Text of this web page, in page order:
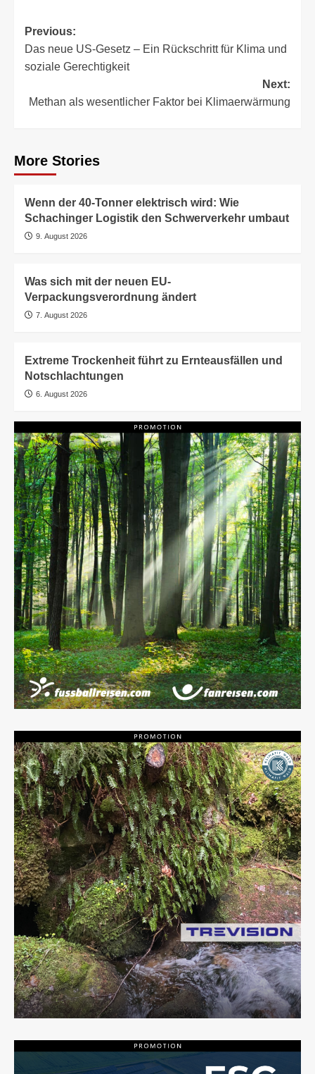
Post
navigation
Previous:
Das neue US-Gesetz – Ein Rückschritt für Klima und
soziale Gerechtigkeit
Next:
Methan als wesentlicher Faktor bei Klimaerwärmung
More Stories
Wenn der 40-Tonner elektrisch wird: Wie
Schachinger Logistik den Schwerverkehr umbaut
9. August 2026
Was sich mit der neuen EU-
Verpackungsverordnung ändert
7. August 2026
Extreme Trockenheit führt zu Ernteausfällen und
Notschlachtungen
6. August 2026